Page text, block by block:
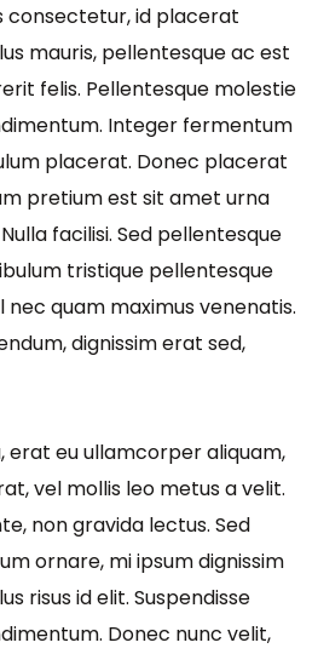
consectetur, id placerat
mauris, pellentesque ac est
felis. Pellentesque molestie
Integer fermentum
placerat. Donec placerat
pretium est sit amet urna
facilisi. Sed pellentesque
tristique pellentesque
nec quam maximus venenatis.
dignissim erat sed,
erat eu ullamcorper aliquam,
vel mollis leo metus a velit.
non gravida lectus. Sed
ornare, mi ipsum dignissim
risus id elit. Suspendisse
Donec nunc velit,